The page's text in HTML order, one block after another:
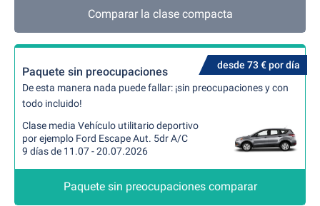
Comparar la clase compacta
desde 73 € por día
Paquete sin preocupaciones
De esta manera nada puede fallar: ¡sin preocupaciones y con
todo incluido!
Clase media Vehículo utilitario deportivo
por ejemplo Ford Escape Aut. 5dr A/C
9 días de 11.07 - 20.07.2026
Paquete sin preocupaciones comparar